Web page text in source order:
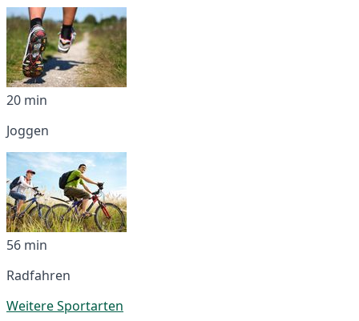
20 min
Joggen
56 min
Radfahren
Weitere Sportarten